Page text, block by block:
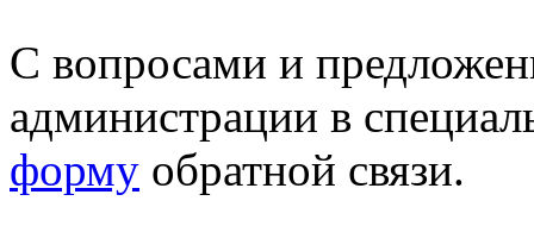
С вопросами и
администрации в
форму обратной связи.